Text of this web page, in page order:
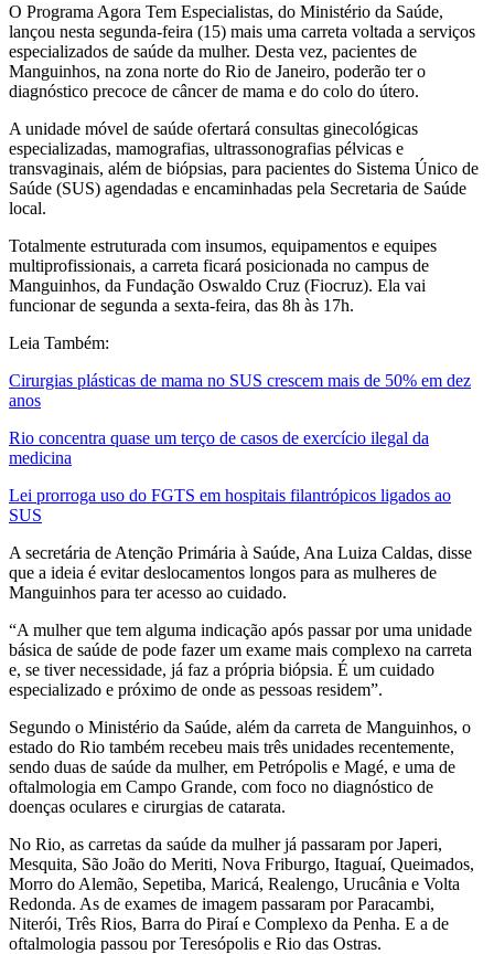
O Programa Agora Tem Especialistas, do Ministério da Saúde,
lançou nesta segunda-feira (15) mais uma carreta voltada a serviços
especializados de saúde da mulher. Desta vez, pacientes de
Manguinhos, na zona norte do Rio de Janeiro, poderão ter o
diagnóstico precoce de câncer de mama e do colo do útero.
A unidade móvel de saúde ofertará consultas ginecológicas
especializadas, mamografias, ultrassonografias pélvicas e
transvaginais, além de biópsias, para pacientes do Sistema Único de
Saúde (SUS) agendadas e encaminhadas pela Secretaria de Saúde
local.
Totalmente estruturada com insumos, equipamentos e equipes
multiprofissionais, a carreta ficará posicionada no campus de
Manguinhos, da Fundação Oswaldo Cruz (Fiocruz). Ela vai
funcionar de segunda a sexta-feira, das 8h às 17h.
Leia Também:
Cirurgias plásticas de mama no SUS crescem mais de 50% em dez
anos
Rio concentra quase um terço de casos de exercício ilegal da
medicina
Lei prorroga uso do FGTS em hospitais filantrópicos ligados ao
SUS
A secretária de Atenção Primária à Saúde, Ana Luiza Caldas, disse
que a ideia é evitar deslocamentos longos para as mulheres de
Manguinhos para ter acesso ao cuidado.
“A mulher que tem alguma indicação após passar por uma unidade
básica de saúde de pode fazer um exame mais complexo na carreta
e, se tiver necessidade, já faz a própria biópsia. É um cuidado
especializado e próximo de onde as pessoas residem”.
Segundo o Ministério da Saúde, além da carreta de Manguinhos, o
estado do Rio também recebeu mais três unidades recentemente,
sendo duas de saúde da mulher, em Petrópolis e Magé, e uma de
oftalmologia em Campo Grande, com foco no diagnóstico de
doenças oculares e cirurgias de catarata.
No Rio, as carretas da saúde da mulher já passaram por Japeri,
Mesquita, São João do Meriti, Nova Friburgo, Itaguaí, Queimados,
Morro do Alemão, Sepetiba, Maricá, Realengo, Urucânia e Volta
Redonda. As de exames de imagem passaram por Paracambi,
Niterói, Três Rios, Barra do Piraí e Complexo da Penha. E a de
oftalmologia passou por Teresópolis e Rio das Ostras.